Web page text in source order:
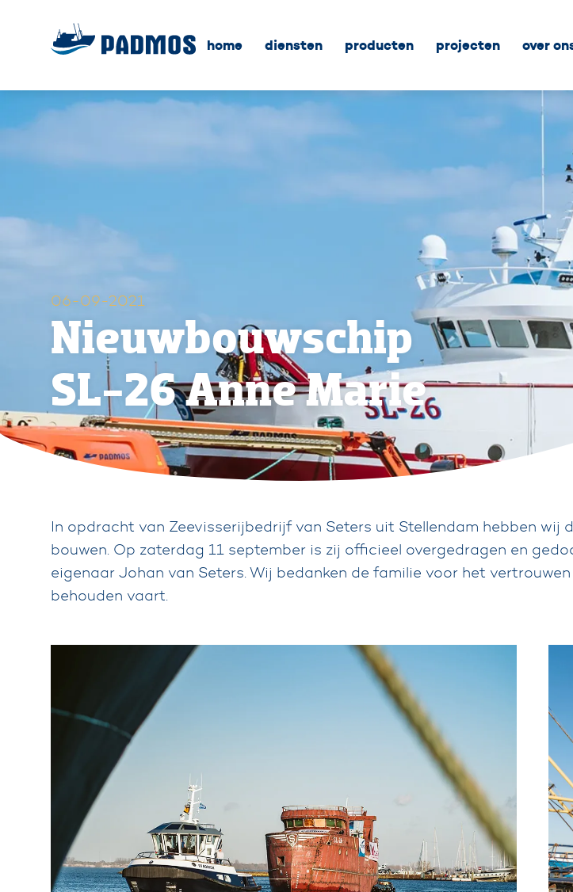
home diensten producten projecten over
06-09-2021
Nieuwbouwschip
SL-26 Anne Marie
In opdracht van Zeevisserijbedrijf van Seters uit Stellendam hebben wij
bouwen. Op zaterdag 11 september is zij officieel overgedragen en
eigenaar Johan van Seters. Wij bedanken de familie voor het
behouden vaart.